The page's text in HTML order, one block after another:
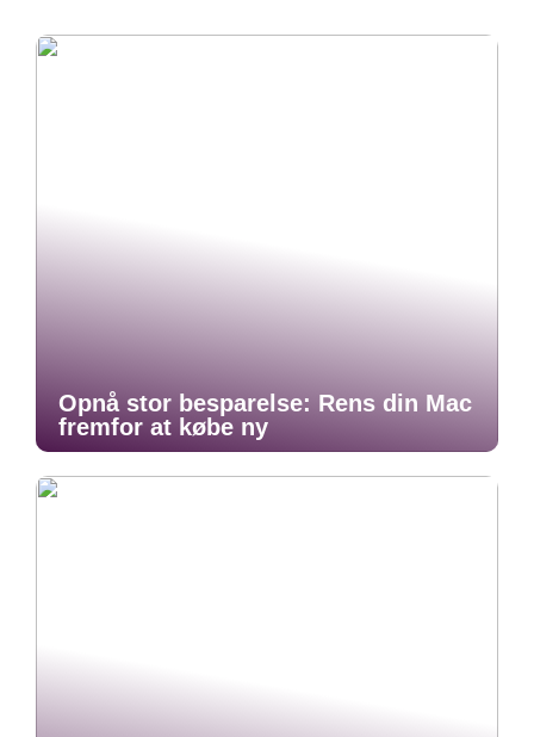
Opnå stor besparelse: Rens din Mac
fremfor at købe ny